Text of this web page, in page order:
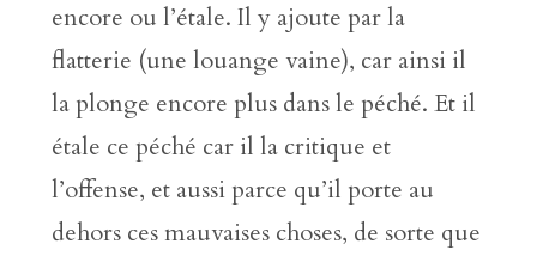
encore ou l’étale. Il y ajoute par la
flatterie (une louange vaine), car ainsi il
la plonge encore plus dans le péché. Et il
étale ce péché car il la critique et
l’offense, et aussi parce qu’il porte au
dehors ces mauvaises choses, de sorte que